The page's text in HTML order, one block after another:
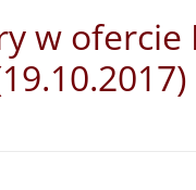
w ofercie